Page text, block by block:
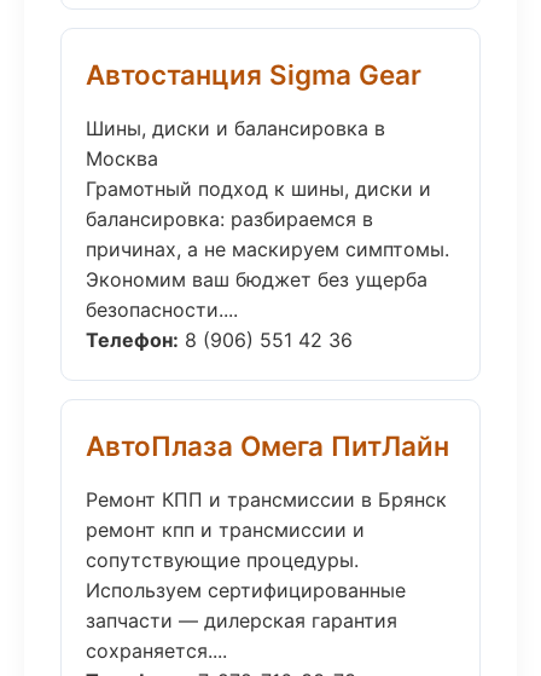
Автостанция Sigma Gear
Шины, диски и балансировка в
Москва
Грамотный подход к шины, диски и
балансировка: разбираемся в
причинах, а не маскируем симптомы.
Экономим ваш бюджет без ущерба
безопасности....
Телефон: 8 (906) 551 42 36
АвтоПлаза Омега ПитЛайн
Ремонт КПП и трансмиссии в Брянск
ремонт кпп и трансмиссии и
сопутствующие процедуры.
Используем сертифицированные
запчасти — дилерская гарантия
сохраняется....